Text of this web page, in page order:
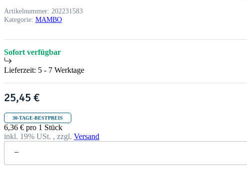
Artikelnummer: 202231583
Kategorie: MAMBO
Sofort verfügbar
Lieferzeit: 5 - 7 Werktage
25,45 €
30-TAGE-BESTPREIS
6,36 € pro 1 Stück
inkl. 19% USt. , zzgl. Versand